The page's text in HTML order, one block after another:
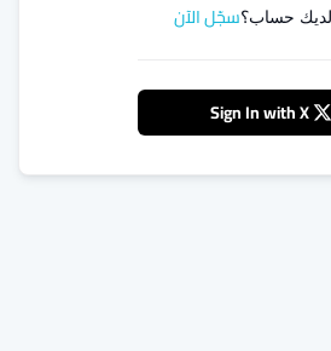
حساب؟سجّل الآن
Sign In with X